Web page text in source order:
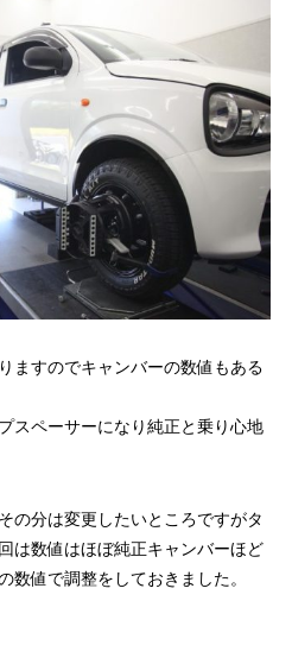
ますのでキャンバーの数値もある
スペーサーになり純正と乗り心地
の分は変更したいところですがタ
は数値はほぼ純正キャンバーほど
数値で調整をしておきました。